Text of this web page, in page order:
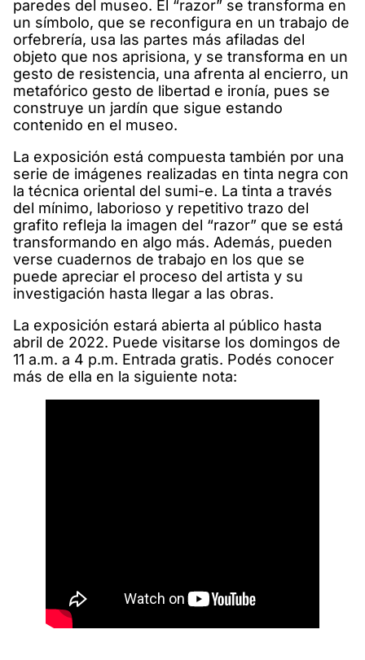
paredes del museo. El “razor” se transforma en
un símbolo, que se reconfigura en un trabajo de
orfebrería, usa las partes más afiladas del
objeto que nos aprisiona, y se transforma en un
gesto de resistencia, una afrenta al encierro, un
metafórico gesto de libertad e ironía, pues se
construye un jardín que sigue estando
contenido en el museo.
La exposición está compuesta también por una
serie de imágenes realizadas en tinta negra con
la técnica oriental del sumi-e. La tinta a través
del mínimo, laborioso y repetitivo trazo del
grafito refleja la imagen del “razor” que se está
transformando en algo más. Además, pueden
verse cuadernos de trabajo en los que se
puede apreciar el proceso del artista y su
investigación hasta llegar a las obras.
La exposición estará abierta al público hasta
abril de 2022. Puede visitarse los domingos de
11 a.m. a 4 p.m. Entrada gratis. Podés conocer
más de ella en la siguiente nota: